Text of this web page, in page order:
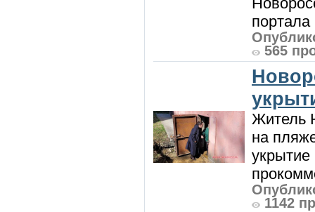
565
Житель
на
1142